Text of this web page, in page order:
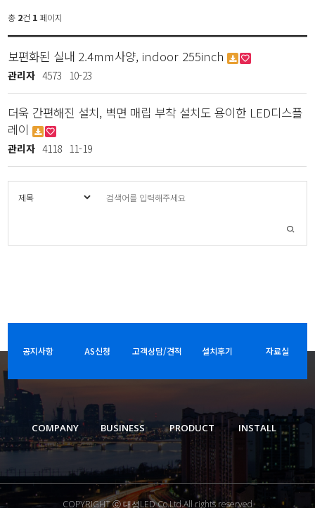
총 2건 1 페이지
보편화된 실내 2.4mm사양, indoor 255inch
관리자 4573 10-23
더욱 간편해진 설치, 벽면 매립 부착 설치도 용이한 LED디스플
레이
관리자 4118 11-19
공지사항 AS신청 고객상담/견적 설치후기 자료실
COMPANY BUSINESS PRODUCT INSTALL
COPYRIGHT ⓒ 대성LED Co.Ltd.All rights reserved